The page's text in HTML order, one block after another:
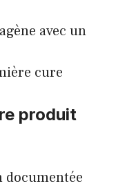
avec un
cure
produit
documentée